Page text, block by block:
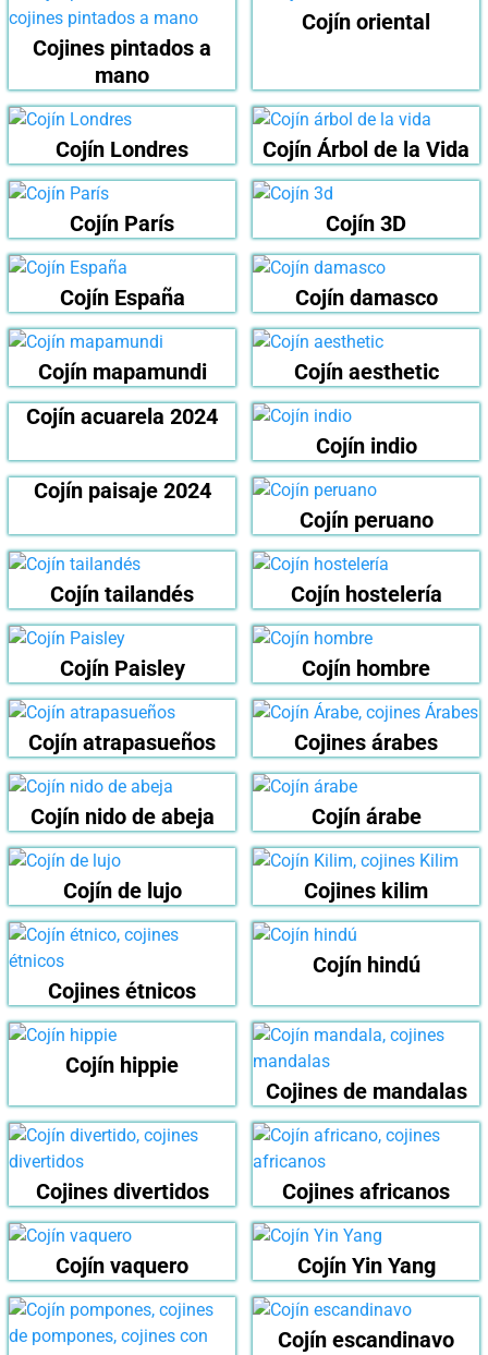
Cojines pintados a
mano
Cojín oriental
Cojín Londres Cojín Árbol de la Vida
Cojín París Cojín 3D
Cojín España Cojín damasco
Cojín mapamundi
Cojín aesthetic
Cojín acuarela 2024
Cojín indio
Cojín paisaje 2024
Cojín peruano
Cojín tailandés Cojín hostelería
Cojín Paisley Cojín hombre
Cojín atrapasueños Cojines árabes
Cojín nido de abeja Cojín árabe
Cojín de lujo Cojines kilim
Cojines étnicos
Cojín hindú
Cojín hippie
Cojines de mandalas
Cojines divertidos Cojines africanos
Cojín vaquero Cojín Yin Yang
Cojín escandinavo